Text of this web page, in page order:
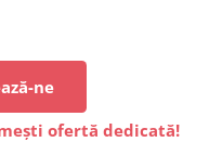
ne
ofertă dedicată!